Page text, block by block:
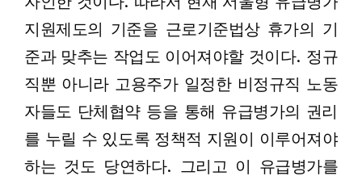
지원제도의 기준을 근로기준법상 휴가의 기
준과 맞추는 작업도 이어져야할 것이다. 정규
직뿐 아니라 고용주가 일정한 비정규직 노동
자들도 단체협약 등을 통해 유급병가의 권리
를 누릴 수 있도록 정책적 지원이 이루어져야
하는 것도 당연하다. 그리고 이 유급병가를